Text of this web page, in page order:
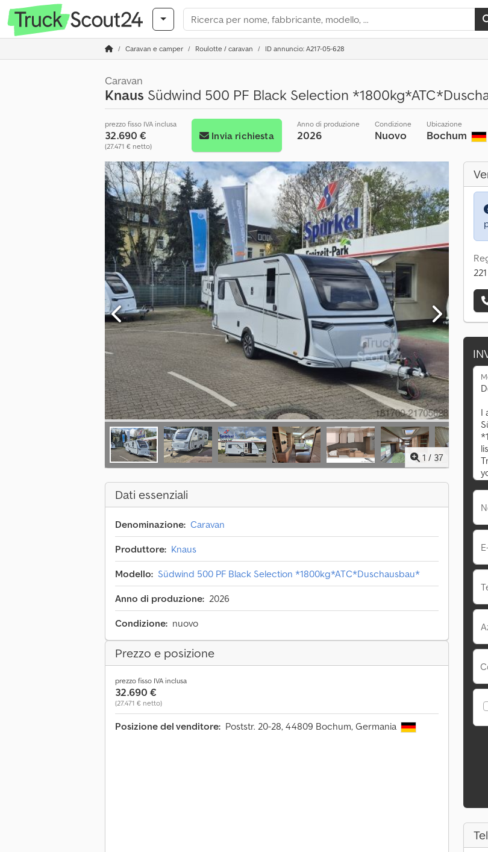
Caravan e camper Roulotte / caravan ID annuncio: A217-05-628
Caravan
Knaus Südwind 500 PF Black Selection
prezzo fisso IVA inclusa
32.690 €
(27.471 € netto)
Invia richiesta
Anno di produzione
2026
Condizione
Nuovo
Ubicazione
Bochum
1 / 37
Dati essenziali
Denominazione: Caravan
Produttore: Knaus
Modello: Südwind 500 PF Black Selection *1800kg*ATC*Duschausbau*
Anno di produzione: 2026
Condizione: nuovo
Prezzo e posizione
prezzo fisso IVA inclusa
32.690 €
(27.471 € netto)
Posizione del venditore: Poststr. 20-28, 44809 Bochum, Germania